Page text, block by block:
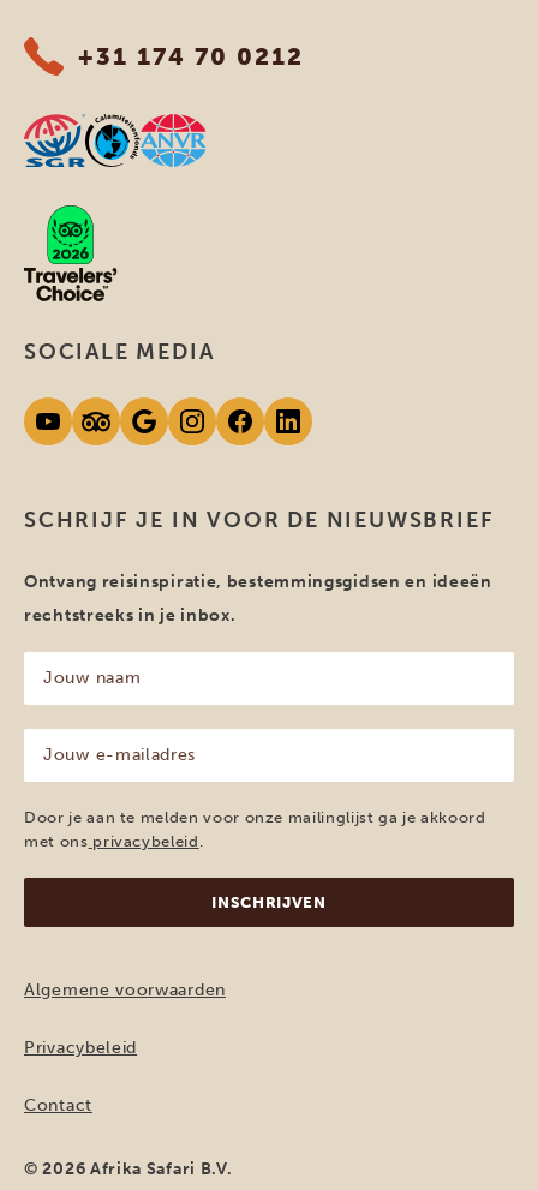
+31 174 70 0212
SCHRIJF JE IN VOOR DE NIEUWSBRIEF
Ontvang reisinspiratie, bestemmingsgidsen en ideeën
rechtstreeks in je inbox.
naam
(Vereist)
mailadres
(Vereist)
Door je aan te melden voor onze mailinglijst ga je akkoord
met ons privacybeleid .
SOCIALE MEDIA
Algemene voorwaarden
Privacybeleid
Contact
© 2026 Afrika Safari B.V.